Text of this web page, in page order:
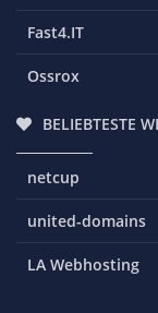
Fast4.IT
Ossrox
BELIEBTESTE
netcup
united-domains
LA Webhosting